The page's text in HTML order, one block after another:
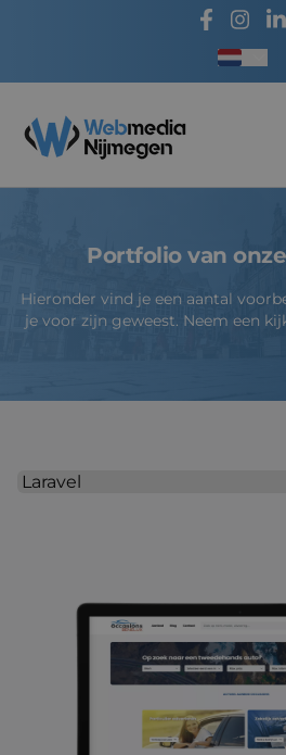
Taal
Webmedia - Nijmegen
Portfolio van
Hieronder vind je een aantal
je voor zijn geweest. Neem een
Selecteer een soort